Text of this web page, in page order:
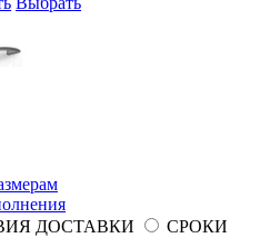
ДОСТАВКИ
СРОКИ